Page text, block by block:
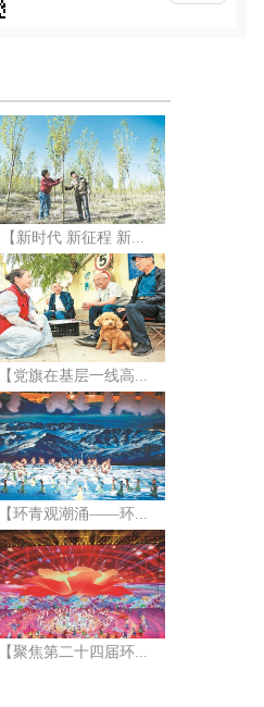
第二十四届环大美青...
【新时代 新征程 新...
【党旗在基层一线高...
【环青观潮涌——环...
【聚焦第二十四届环...